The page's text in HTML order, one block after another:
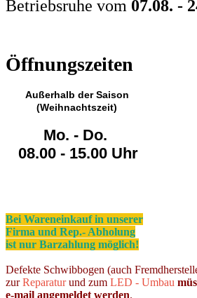
Betriebsruhe vom 07.08. -
Öffnungszeiten
Außerhalb der Saison
(Weihnachtszeit)
Mo. - Do.
08.00 - 15.00 Uhr
Bei Wareneinkauf in unserer
Firma und Rep.- Abholung
ist nur Barzahlung möglich!
Defekte Schwibbogen (auch
zurReparaturund zum LED - Umbau
e-mail angemeldet werden.